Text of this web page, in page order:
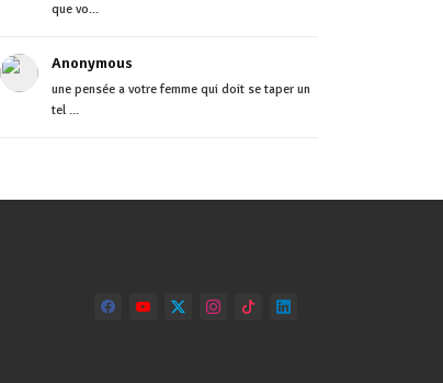
que vo...
Anonymous
une pensée a votre femme qui doit se taper un
tel ...